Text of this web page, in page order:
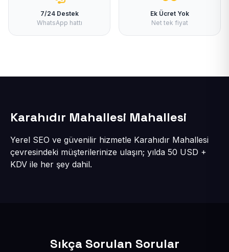
7/24 Destek
WhatsApp hattı
Ek Ücret Yok
Net tek fiyat
Karahıdır Mahallesi Mahallesi
Yerel SEO ve güvenilir hizmetle Karahıdır Mahallesi
çevresindeki müşterilerinize ulaşın; yılda 50 USD +
KDV ile her şey dahil.
Sıkça Sorulan Sorular